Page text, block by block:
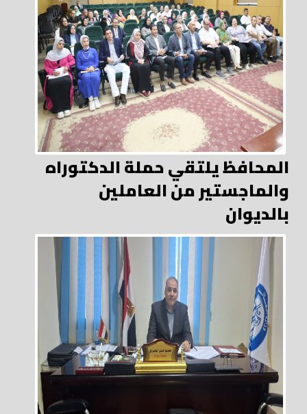
المحافظ يلتقي حملة الدكتوراه
والماجستير من العاملين
بالديوان